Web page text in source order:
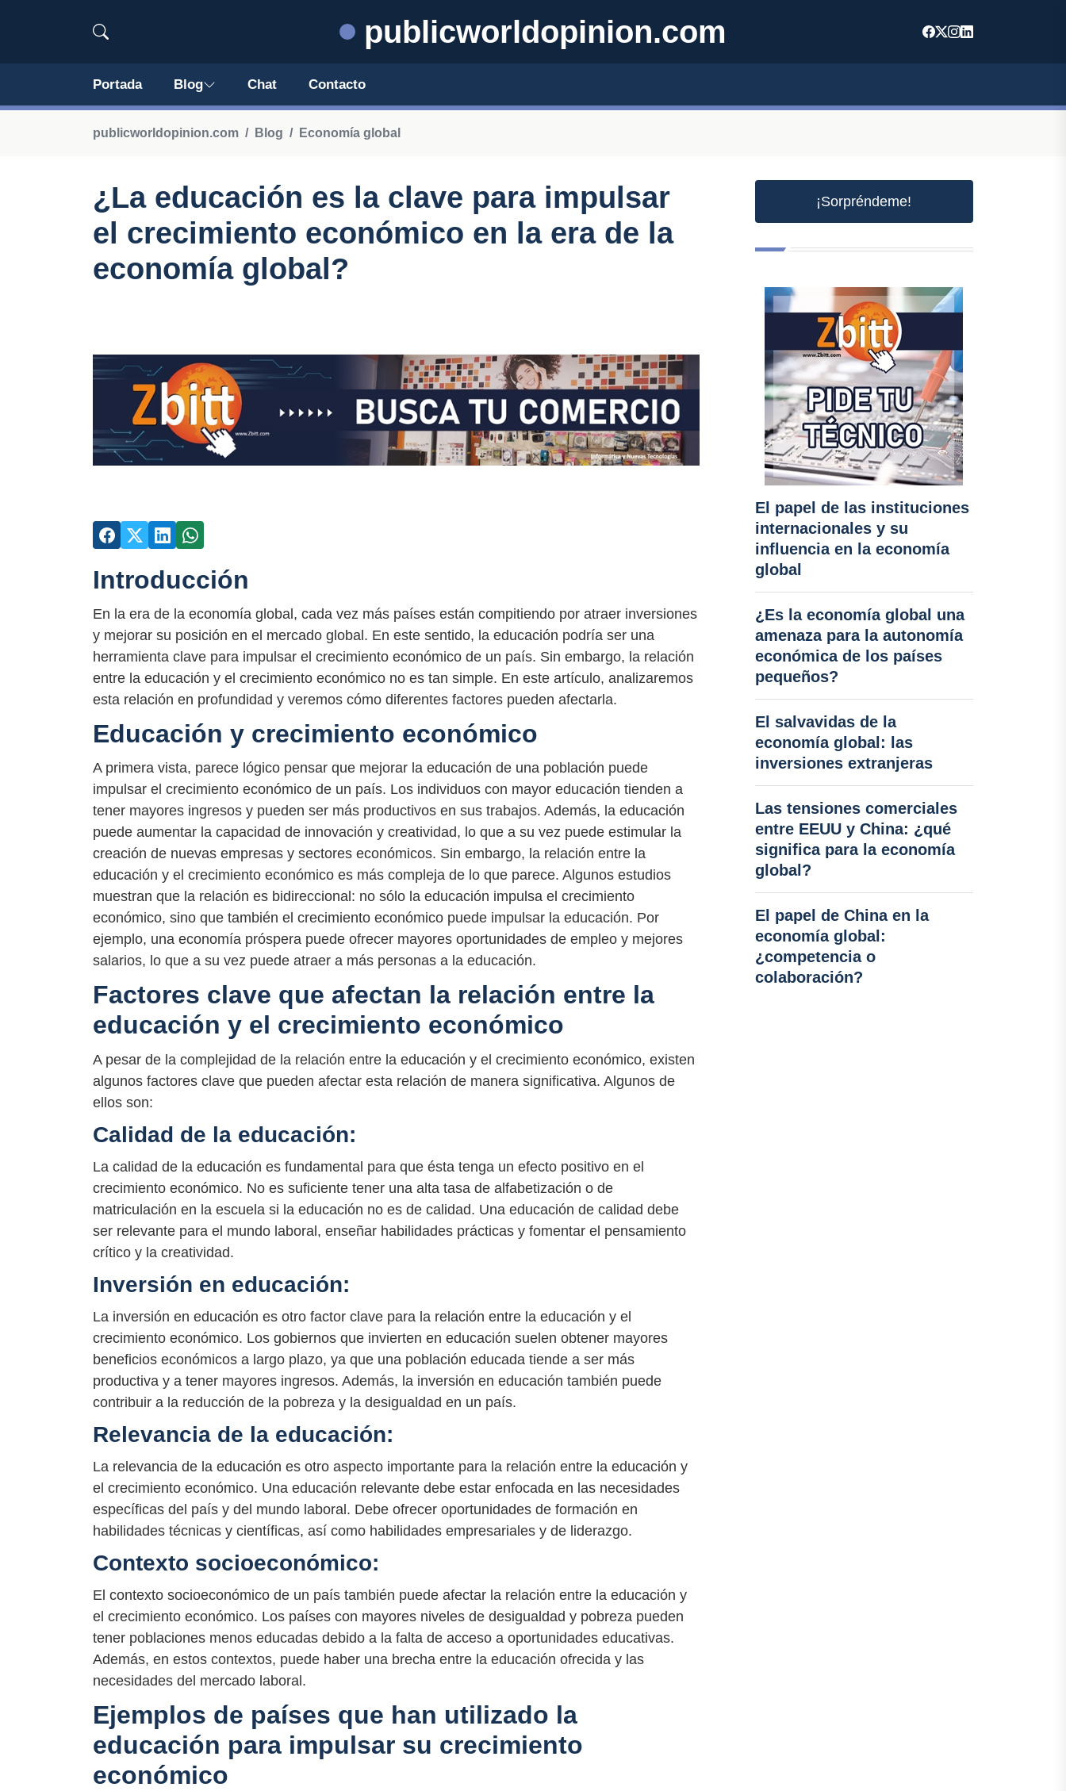
publicworldopinion.com
Portada Blog Chat Contacto
publicworldopinion.com Blog Economía global
¿La educación es la clave para impulsar
el crecimiento económico en la era de la
economía global?
Introducción
En la era de la economía global, cada vez más países están compitiendo por atraer inversiones
y mejorar su posición en el mercado global. En este sentido, la educación podría ser una
herramienta clave para impulsar el crecimiento económico de un país. Sin embargo, la relación
entre la educación y el crecimiento económico no es tan simple. En este artículo, analizaremos
esta relación en profundidad y veremos cómo diferentes factores pueden afectarla.
Educación y crecimiento económico
A primera vista, parece lógico pensar que mejorar la educación de una población puede
impulsar el crecimiento económico de un país. Los individuos con mayor educación tienden a
tener mayores ingresos y pueden ser más productivos en sus trabajos. Además, la educación
puede aumentar la capacidad de innovación y creatividad, lo que a su vez puede estimular la
creación de nuevas empresas y sectores económicos. Sin embargo, la relación entre la
educación y el crecimiento económico es más compleja de lo que parece. Algunos estudios
muestran que la relación es bidireccional: no sólo la educación impulsa el crecimiento
económico, sino que también el crecimiento económico puede impulsar la educación. Por
ejemplo, una economía próspera puede ofrecer mayores oportunidades de empleo y mejores
salarios, lo que a su vez puede atraer a más personas a la educación.
Factores clave que afectan la relación entre la
educación y el crecimiento económico
A pesar de la complejidad de la relación entre la educación y el crecimiento económico, existen
algunos factores clave que pueden afectar esta relación de manera significativa. Algunos de
ellos son:
Calidad de la educación:
La calidad de la educación es fundamental para que ésta tenga un efecto positivo en el
crecimiento económico. No es suficiente tener una alta tasa de alfabetización o de
matriculación en la escuela si la educación no es de calidad. Una educación de calidad debe
ser relevante para el mundo laboral, enseñar habilidades prácticas y fomentar el pensamiento
crítico y la creatividad.
Inversión en educación:
La inversión en educación es otro factor clave para la relación entre la educación y el
crecimiento económico. Los gobiernos que invierten en educación suelen obtener mayores
beneficios económicos a largo plazo, ya que una población educada tiende a ser más
productiva y a tener mayores ingresos. Además, la inversión en educación también puede
contribuir a la reducción de la pobreza y la desigualdad en un país.
Relevancia de la educación:
La relevancia de la educación es otro aspecto importante para la relación entre la educación y
el crecimiento económico. Una educación relevante debe estar enfocada en las necesidades
específicas del país y del mundo laboral. Debe ofrecer oportunidades de formación en
habilidades técnicas y científicas, así como habilidades empresariales y de liderazgo.
Contexto socioeconómico:
El contexto socioeconómico de un país también puede afectar la relación entre la educación y
el crecimiento económico. Los países con mayores niveles de desigualdad y pobreza pueden
tener poblaciones menos educadas debido a la falta de acceso a oportunidades educativas.
Además, en estos contextos, puede haber una brecha entre la educación ofrecida y las
necesidades del mercado laboral.
Ejemplos de países que han utilizado la
educación para impulsar su crecimiento
económico
¡Sorpréndeme!
El papel de las instituciones
internacionales y su
influencia en la economía
global
¿Es la economía global una
amenaza para la autonomía
económica de los países
pequeños?
El salvavidas de la
economía global: las
inversiones extranjeras
Las tensiones comerciales
entre EEUU y China: ¿qué
significa para la economía
global?
El papel de China en la
economía global:
¿competencia o
colaboración?